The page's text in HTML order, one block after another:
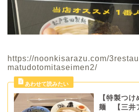
https://noonkisarazu.com/
matudotomitaseimen2/
【特製つ
麺 【三井